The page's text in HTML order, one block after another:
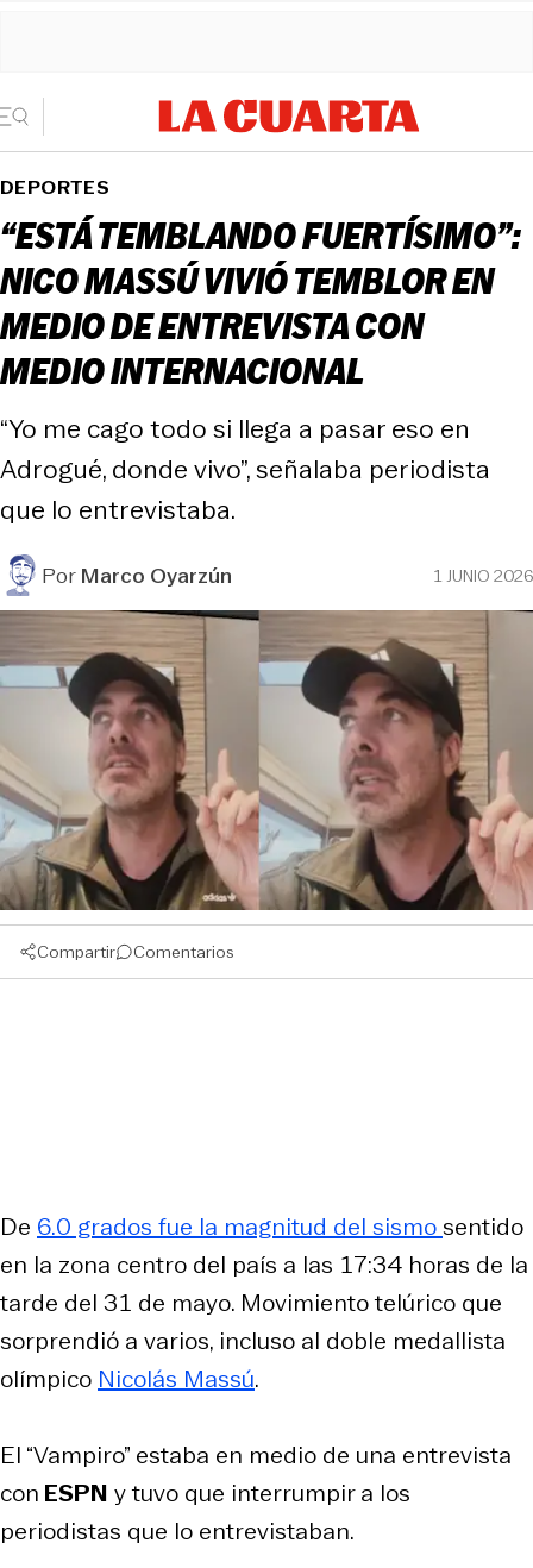
DEPORTES
“ESTÁ TEMBLANDO FUERTÍSIMO”:
NICO MASSÚ VIVIÓ TEMBLOR EN
MEDIO DE ENTREVISTA CON
MEDIO INTERNACIONAL
“Yo me cago todo si llega a pasar eso en
Adrogué, donde vivo”, señalaba periodista
que lo entrevistaba.
PorMarco Oyarzún 1 JUNIO 2026
Compartir Comentarios
De 6.0 grados fue la magnitud del sismosentido
en la zona centro del país a las 17:34 horas de la
tarde del 31 de mayo. Movimiento telúrico que
sorprendió a varios, incluso al doble medallista
olímpico Nicolás Massú.
El “Vampiro” estaba en medio de una entrevista
con ESPN y tuvo que interrumpir a los
periodistas que lo entrevistaban.